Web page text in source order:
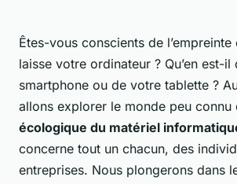
Êtes-vous conscients de
laisse votre ordinateur ? Qu’en est-il
smartphone ou de votre tablette ?
allons explorer le monde peu connu
écologique du matériel
concerne tout un chacun, des
entreprises. Nous plongerons dans